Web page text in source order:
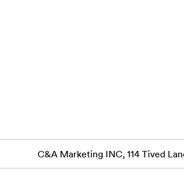
C&A Marketing INC, 114 Tived